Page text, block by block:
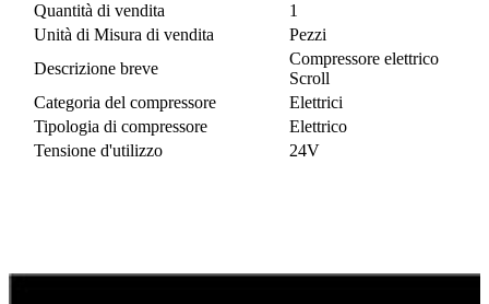
Quantità di vendita
1
Unità di Misura di vendita
Pezzi
Descrizione breve
Compressore elettrico
Scroll
Categoria del compressore
Elettrici
Tipologia di compressore
Elettrico
Tensione d'utilizzo
24V